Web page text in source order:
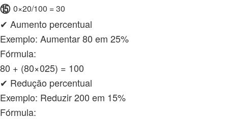
⑮ 0×20/100 = 30
✔ Aumento percentual
Exemplo: Aumentar 80 em 25%
Fórmula:
80 + (80×025) = 100
✔ Redução percentual
Exemplo: Reduzir 200 em 15%
Fórmula: